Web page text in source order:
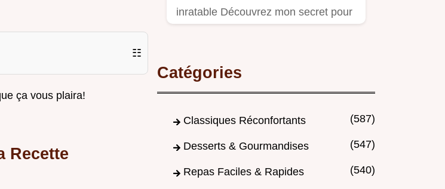
☷
ça vous plaira!
Recette
inratable Découvrez mon secret pour
Catégories
Classiques Réconfortants (587)
Desserts & Gourmandises (547)
Repas Faciles & Rapides (540)